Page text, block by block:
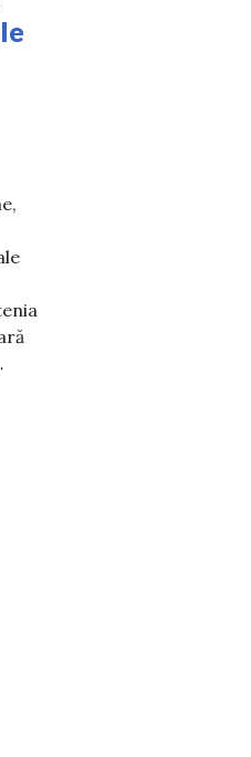
organismul?
de astenia de